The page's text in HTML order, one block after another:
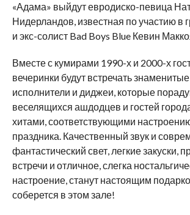
«Адама» выйдут евродиско-певица
Нидерландов, известная по участию в
и экс-солист Bad Boys Blue Кевин
Вместе с кумирами 1990-х и 2000-х
вечеринки будут встречать
исполнители и диджеи, которые
веселящихся ашдодцев и гостей
хитами, соответствующими
праздника. Качественный звук и
фантастический свет, легкие закуски,
встречи и отличное, слегка
настроение, станут настоящим
соберется в этом зале!